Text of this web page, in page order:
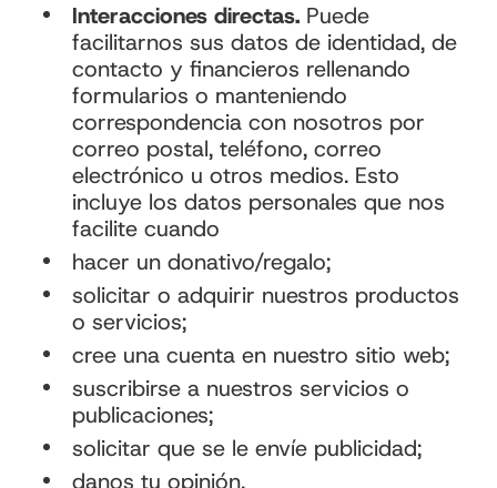
Interacciones directas. Puede
facilitarnos sus datos de identidad, de
contacto y financieros rellenando
formularios o manteniendo
correspondencia con nosotros por
correo postal, teléfono, correo
electrónico u otros medios. Esto
incluye los datos personales que nos
facilite cuando
hacer un donativo/regalo;
solicitar o adquirir nuestros productos
o servicios;
cree una cuenta en nuestro sitio web;
suscribirse a nuestros servicios o
publicaciones;
solicitar que se le envíe publicidad;
danos tu opinión.